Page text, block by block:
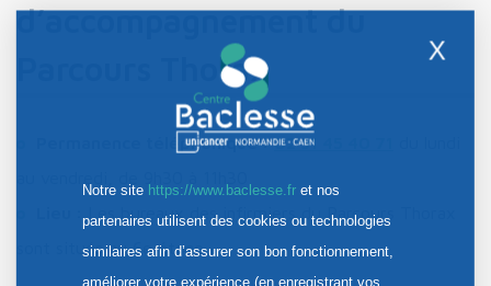
d’accompagnement du
Parcours Thorax
Permanence téléphonique : 02 31 45 40 71
Les bureaux des infirmiers du Parcours Thorax
sont situés au 6e étage.
X
Notre site https://www.baclesse.fret nos
partenaires utilisent des cookies ou technologies
similaires afin d’assurer son bon fonctionnement,
améliorer votre expérience (en enregistrant vos